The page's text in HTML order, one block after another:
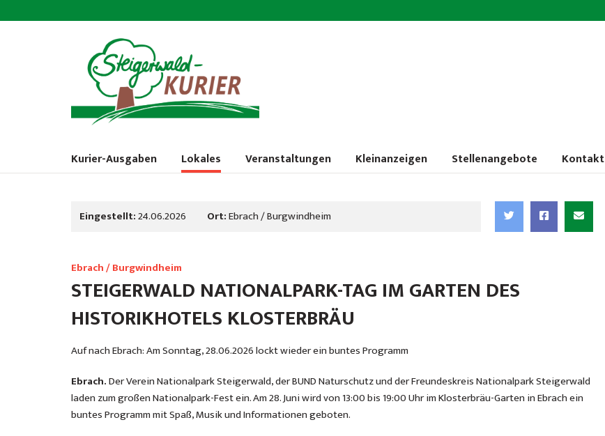
Kurier-Ausgaben Lokales Veranstaltungen Kleinanzeigen Stellenangebote Kontakt
Eingestellt:24.06.2026 Ort:Ebrach / Burgwindheim
Ebrach / Burgwindheim
STEIGERWALD NATIONALPARK-TAG IM GARTEN DES
HISTORIKHOTELS KLOSTERBRÄU
Auf nach Ebrach: Am Sonntag, 28.06.2026 lockt wieder ein buntes Programm
Ebrach.Der Verein Nationalpark Steigerwald, der BUND Naturschutz und der Freundeskreis Nationalpark Steigerwald
laden zum großen Nationalpark-Fest ein. Am 28. Juni wird von 13:00 bis 19:00 Uhr im Klosterbräu-Garten in Ebrach ein
buntes Programm mit Spaß, Musik und Informationen geboten.